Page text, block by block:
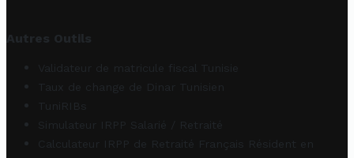
Autres Outils
Validateur de matricule fiscal Tunisie
Taux de change de Dinar Tunisien
TuniRIBs
Simulateur IRPP Salarié / Retraité
Calculateur IRPP de Retraité Français Résident en